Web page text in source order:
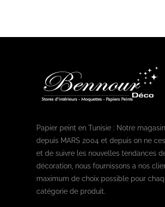
Papier peint en Tunisie : Notre
depuis MARS 2004 et depuis on ne
et de suivre les nouvelles tendances
décoration, nous fournissons a nos
maximum de choix possible pour
catégorie de produit.